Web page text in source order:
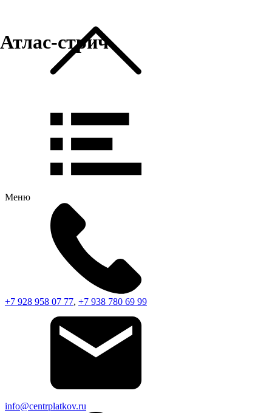
Меню
+7 928 958 07 77, +7 938 780 69 99
info@centrplatkov.ru
Атлас-стрич